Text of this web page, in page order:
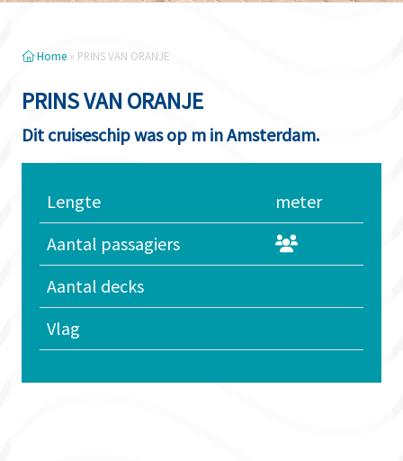
Home » PRINS VAN ORANJE
PRINS VAN ORANJE
Dit cruiseschip was op m in Amsterdam.
Lengte
meter
Aantal passagiers
Aantal decks
Vlag